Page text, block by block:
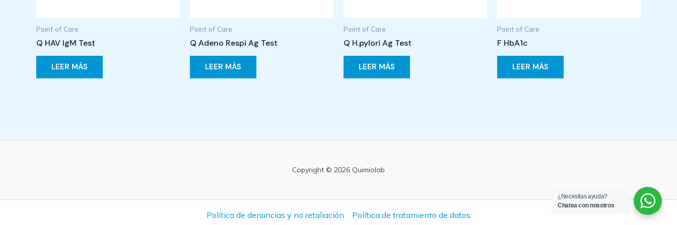
Point of Care
Q HAV IgM Test
LEER MÁS
Point of Care
Q Adeno Respi Ag Test
LEER MÁS
Point of Care
Q H.pylori Ag Test
LEER MÁS
Point of Care
F HbA1c
LEER MÁS
Copyright © 2026 Quimiolab
Política de denuncias y no retaliación Política de tratamiento de datos
¿Necesitas ayuda?
Chatea con nosotros